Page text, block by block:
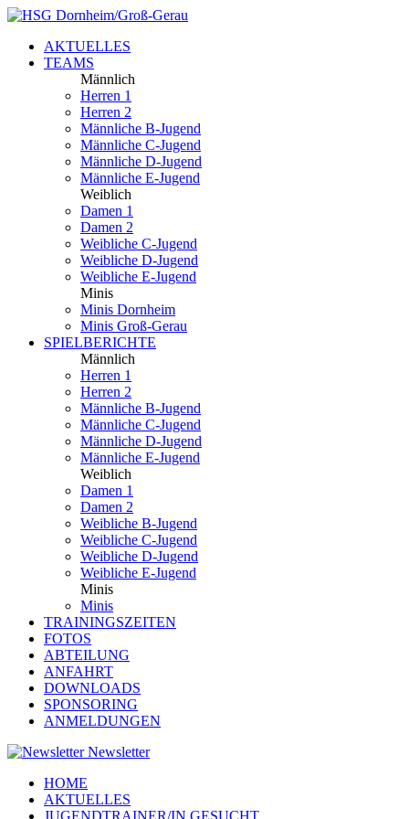
AKTUELLES
TEAMS
Männlich
Herren 1
Herren 2
Männliche B-Jugend
Männliche C-Jugend
Männliche D-Jugend
Männliche E-Jugend
Weiblich
Damen 1
Damen 2
Weibliche C-Jugend
Weibliche D-Jugend
Weibliche E-Jugend
Minis
Minis Dornheim
Minis Groß-Gerau
SPIELBERICHTE
Männlich
Herren 1
Herren 2
Männliche B-Jugend
Männliche C-Jugend
Männliche D-Jugend
Männliche E-Jugend
Weiblich
Damen 1
Damen 2
Weibliche B-Jugend
Weibliche C-Jugend
Weibliche D-Jugend
Weibliche E-Jugend
Minis
Minis
TRAININGSZEITEN
FOTOS
ABTEILUNG
ANFAHRT
DOWNLOADS
SPONSORING
ANMELDUNGEN
Newsletter
HOME
AKTUELLES
JUGENDTRAINER/IN GESUCHT